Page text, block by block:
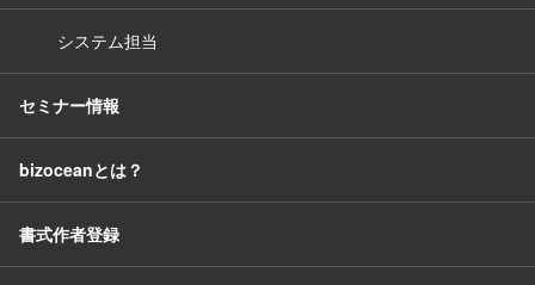
システム担当
セミナー情報
bizoceanとは？
書式作者登録